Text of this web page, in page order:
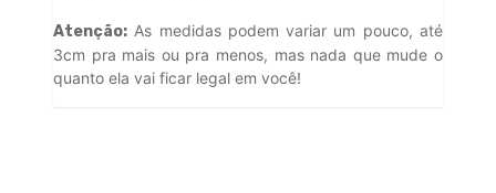
Atenção: As medidas podem variar um pouco, até
3cm pra mais ou pra menos, mas nada que mude o
quanto ela vai ficar legal em você!